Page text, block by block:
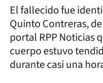
El fallecido fue
Quinto Contreras,
portal RPP Noticias
cuerpo estuvo
durante casi una